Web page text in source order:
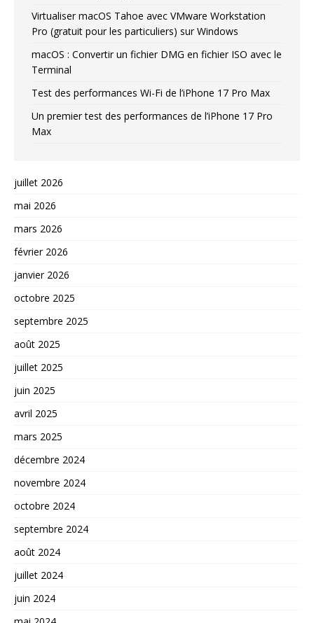
Virtualiser macOS Tahoe avec VMware Workstation
Pro (gratuit pour les particuliers) sur Windows
macOS : Convertir un fichier DMG en fichier ISO avec le
Terminal
Test des performances Wi-Fi de l’iPhone 17 Pro Max
Un premier test des performances de l’iPhone 17 Pro
Max
juillet 2026
mai 2026
mars 2026
février 2026
janvier 2026
octobre 2025
septembre 2025
août 2025
juillet 2025
juin 2025
avril 2025
mars 2025
décembre 2024
novembre 2024
octobre 2024
septembre 2024
août 2024
juillet 2024
juin 2024